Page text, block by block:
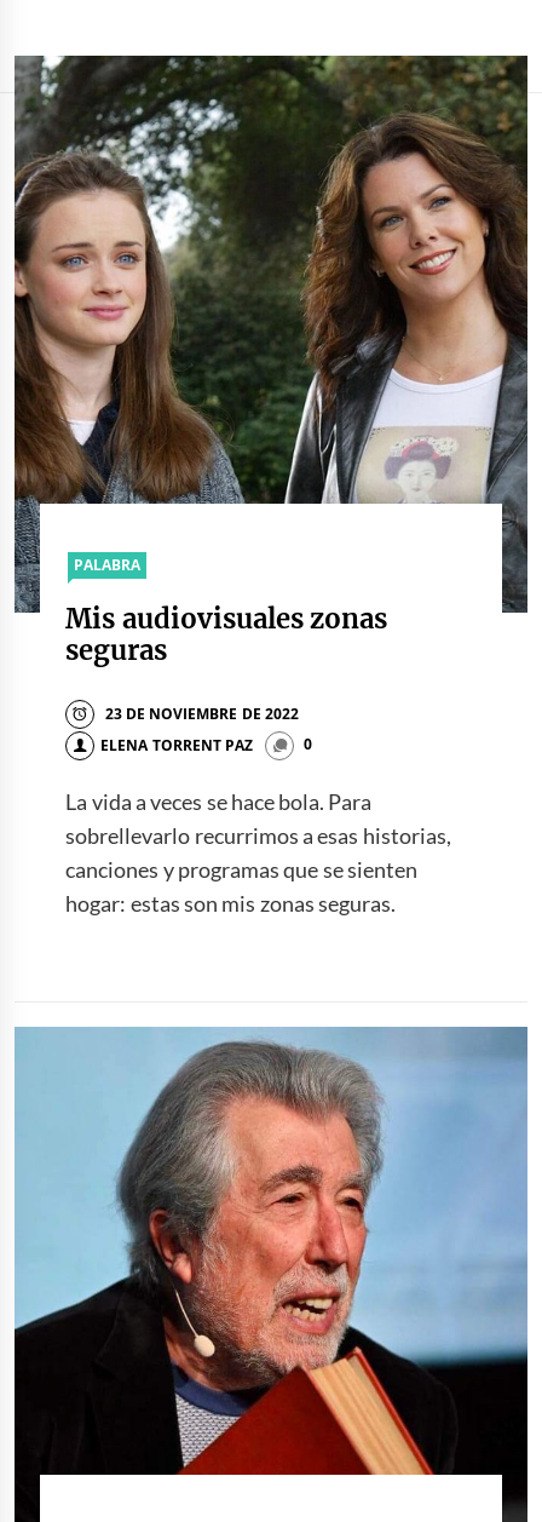
PALABRA
Mis audiovisuales zonas
seguras
23 DE NOVIEMBRE DE 2022
ELENA TORRENT PAZ
0
La vida a veces se hace bola. Para
sobrellevarlo recurrimos a esas historias,
canciones y programas que se sienten
hogar: estas son mis zonas seguras.